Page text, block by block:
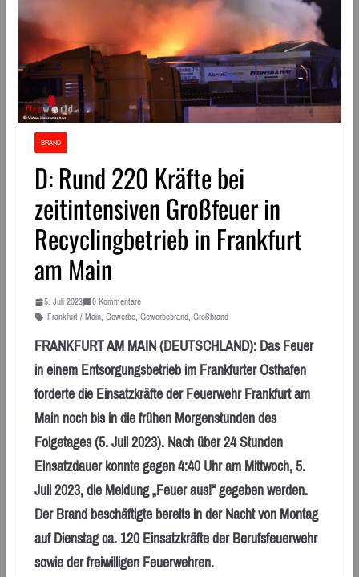
BRAND
D: Rund 220 Kräfte bei
zeitintensiven Großfeuer in
Recyclingbetrieb in Frankfurt
am Main
5. Juli 2023
0 Kommentare
Frankfurt / Main, Gewerbe, Gewerbebrand, Großbrand
FRANKFURT AM MAIN (DEUTSCHLAND): Das Feuer
in einem Entsorgungsbetrieb im Frankfurter Osthafen
forderte die Einsatzkräfte der Feuerwehr Frankfurt am
Main noch bis in die frühen Morgenstunden des
Folgetages (5. Juli 2023). Nach über 24 Stunden
Einsatzdauer konnte gegen 4:40 Uhr am Mittwoch, 5.
Juli 2023, die Meldung „Feuer aus!“ gegeben werden.
Der Brand beschäftigte bereits in der Nacht von Montag
auf Dienstag ca. 120 Einsatzkräfte der Berufsfeuerwehr
sowie der freiwilligen Feuerwehren.